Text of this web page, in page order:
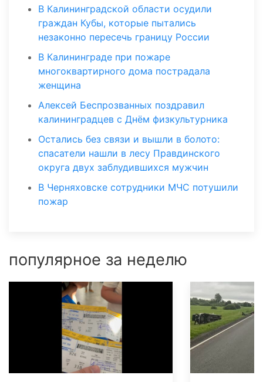
В Калининградской области осудили
граждан Кубы, которые пытались
незаконно пересечь границу России
В Калининграде при пожаре
многоквартирного дома пострадала
женщина
Алексей Беспрозванных поздравил
калининградцев с Днём физкультурника
Остались без связи и вышли в болото:
спасатели нашли в лесу Правдинского
округа двух заблудившихся мужчин
В Черняховске сотрудники МЧС потушили
пожар
популярное за неделю